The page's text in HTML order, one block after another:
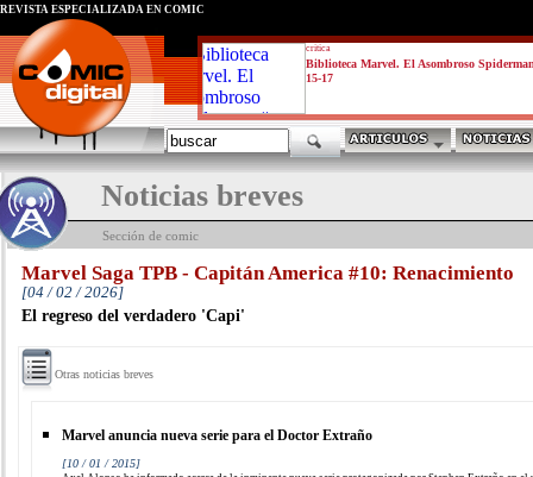
critica
Biblioteca Marvel. El Asombroso
15-17
REVISTA ESPECIALIZADA EN CÓMIC
Noticias breves
Sección de comic
Marvel Saga TPB - Capitán America #10: Renacimiento
[04 / 02 / 2026]
El regreso del verdadero 'Capi'
Otras noticias breves
Marvel anuncia nueva serie para el Doctor Extraño
[10 / 01 / 2015]